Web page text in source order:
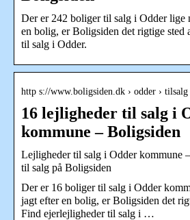
Der er 242 boliger til salg i Odder lige
en bolig, er Boligsiden det rigtige sted
til salg i Odder.
http s://www.boligsiden.dk › odder › tilsalg
16 lejligheder til salg i
kommune – Boligsiden
Lejligheder til salg i Odder kommune
til salg på Boligsiden
Der er 16 boliger til salg i Odder
jagt efter en bolig, er Boligsiden det
Find ejerlejligheder til salg i …